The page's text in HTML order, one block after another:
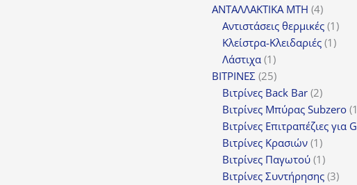
ΑΝΤΑΛΛΑΚΤΙΚΑ MTH 44
Αντιστάσεις θερμικές 11
Κλείστρα-Κλειδαριές 11
Λάστιχα 11
προϊόν
ΒΙΤΡΙΝΕΣ 2525
προϊόντα
Βιτρίνες Back Bar 22
Βιτρίνες Mπύρας Subzero 1
Βιτρίνες Επιτραπέζιες για
Βιτρίνες Κρασιών 11
προϊόν
Βιτρίνες Παγωτού 11
προϊόν
Βιτρίνες Συντήρησης 33